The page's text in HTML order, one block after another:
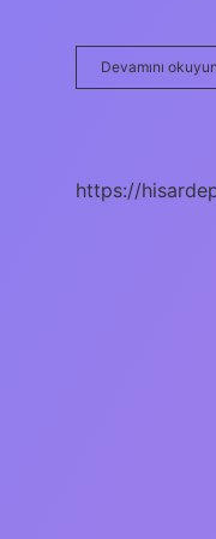
Devamını okuyun
https://